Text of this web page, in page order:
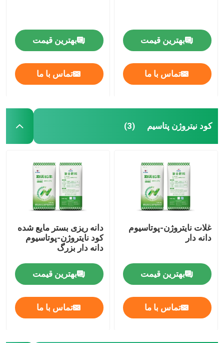
بهترین قیمت
تماس با ما
بهترین قیمت
تماس با ما
کود نیتروژن پتاسیم (3)
غلات نایتروژن-پوتاسیوم
دانه دار
بهترین قیمت
تماس با ما
دانه ریزی بستر مایع شده
کود نایتروژن-پوتاسیوم
دانه دار بزرگ
بهترین قیمت
تماس با ما